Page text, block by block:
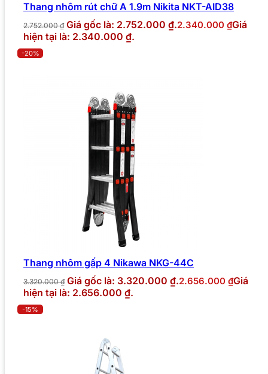
Thang nhôm rút chữ A 1.9m Nikita NKT-AID38
2.752.000₫ Giá gốc là: 2.752.000 ₫.2.340.000 ₫Giá
hiện tại là: 2.340.000 ₫.
-20%
Thang nhôm gấp 4 Nikawa NKG-44C
3.320.000₫ Giá gốc là: 3.320.000 ₫.2.656.000 ₫Giá
hiện tại là: 2.656.000 ₫.
-15%